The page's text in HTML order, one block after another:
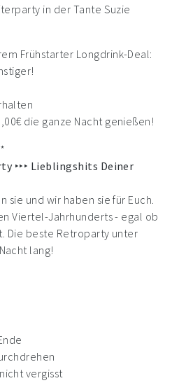
in der Tante Suzie
Frühstarter Longdrink-Deal:
die ganze Nacht genießen!
‣‣‣ Lieblingshits Deiner
und wir haben sie für Euch.
Viertel-Jahrhunderts - egal ob
Die beste Retroparty unter
lang!
vergisst